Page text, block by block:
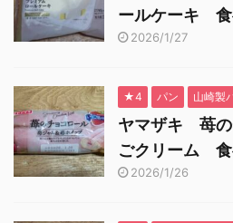
ールケーキ 食
2026/1/27
★4 パン 山崎製
ヤマザキ 苺
ごクリーム 食
2026/1/26